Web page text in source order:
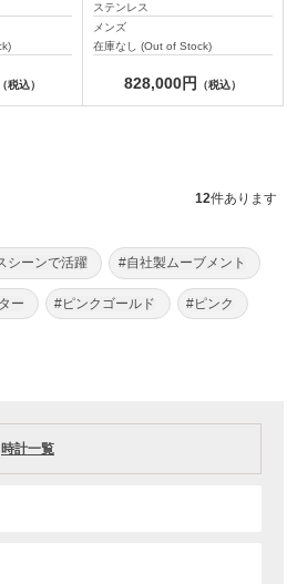
税込）
ステンレス
メンズ
在庫なし (Out of Stock)
828,000円 （税込）
12件あります
シーンで活躍 #自社製ムーブメント
ー #ピンクゴールド #ピンク
時計一覧